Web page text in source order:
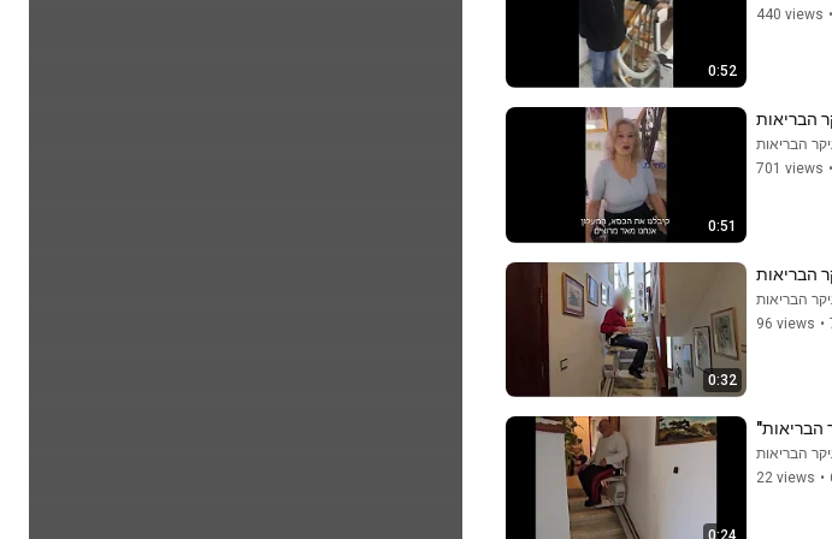
0:52
440 views •
0:51
הבריאות
הבריאות
701 views •
0:32
הבריאות
הבריאות
96 views •
0:24
הבריאות"
הבריאות
22 views •